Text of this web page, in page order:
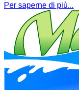
Per saperne di più...